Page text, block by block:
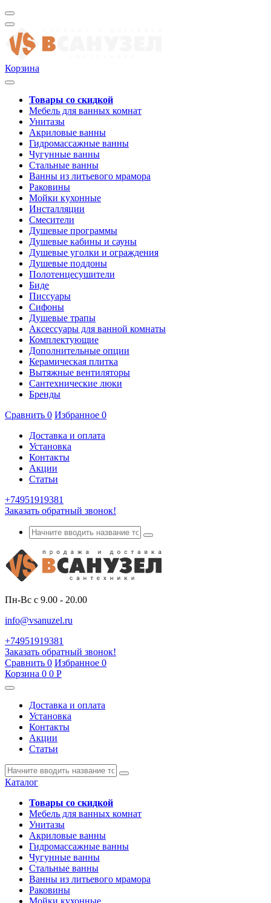
Корзина
Товары со скидкой
Мебель для ванных комнат
Унитазы
Акриловые ванны
Гидромассажные ванны
Чугунные ванны
Стальные ванны
Ванны из литьевого мрамора
Раковины
Мойки кухонные
Инсталляции
Смесители
Душевые программы
Душевые кабины и сауны
Душевые уголки и ограждения
Душевые поддоны
Полотенцесушители
Биде
Писсуары
Сифоны
Душевые трапы
Аксессуары для ванной комнаты
Комплектующие
Дополнительные опции
Керамическая плитка
Вытяжные вентиляторы
Сантехнические люки
Бренды
Сравнить 0 Избранное 0
Доставка и оплата
Установка
Контакты
Акции
Статьи
+74951919381
Заказать обратный звонок!
Пн-Вс с 9.00 - 20.00
info@vsanuzel.ru
+74951919381
Заказать обратный звонок!
Сравнить 0 Избранное 0
Корзина 0 0 Р
Доставка и оплата
Установка
Контакты
Акции
Статьи
Каталог
Товары со скидкой
Мебель для ванных комнат
Унитазы
Акриловые ванны
Гидромассажные ванны
Чугунные ванны
Стальные ванны
Ванны из литьевого мрамора
Раковины
Мойки кухонные